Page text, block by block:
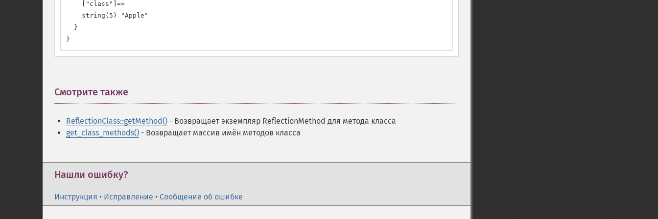
    ["class"]=>
    string(5) "Apple"
  }
}
Смотрите также
ReflectionClass::getMethod() - Возвращает экземпляр ReflectionMethod для метода класса
get_class_methods() - Возвращает массив имён методов класса
Нашли ошибку?
Инструкция • Исправление • Сообщение об ошибке